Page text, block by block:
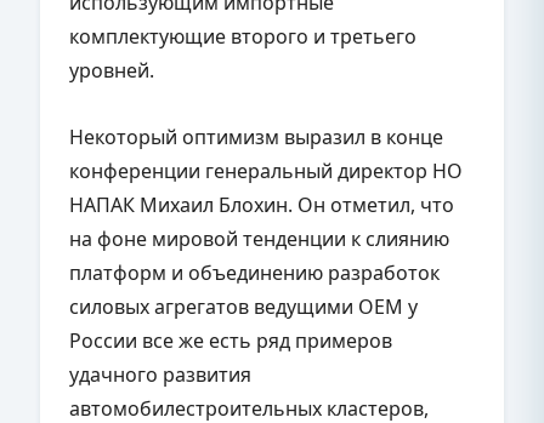
комплектующие второго и третьего
уровней.
Некоторый оптимизм выразил в конце
конференции генеральный директор НО
НАПАК Михаил Блохин. Он отметил, что
на фоне мировой тенденции к слиянию
платформ и объединению разработок
силовых агрегатов ведущими OEM у
России все же есть ряд примеров
удачного развития
автомобилестроительных кластеров,